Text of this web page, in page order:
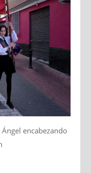
encabezando